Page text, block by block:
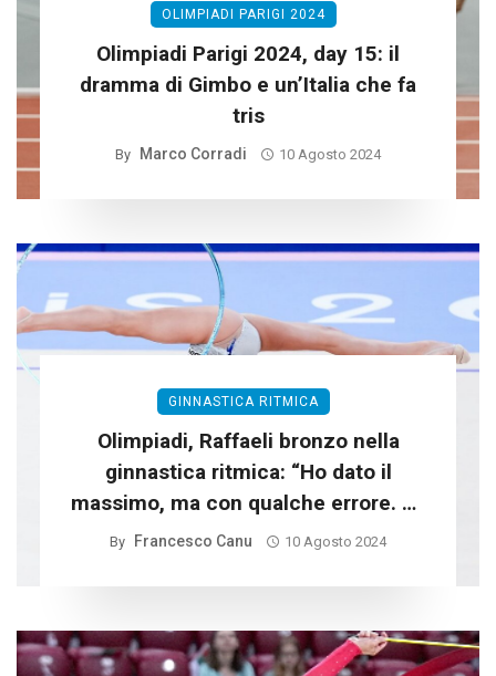
OLIMPIADI PARIGI 2024
Olimpiadi Parigi 2024, day 15: il
dramma di Gimbo e un’Italia che fa
tris
By Marco Corradi 10 Agosto 2024
GINNASTICA RITMICA
Olimpiadi, Raffaeli bronzo nella
ginnastica ritmica: “Ho dato il
massimo, ma con qualche errore. Mi
rifarò a Los Angeles”
By Francesco Canu 10 Agosto 2024